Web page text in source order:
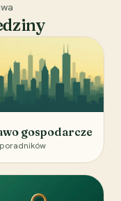
gospodarcze
poradników